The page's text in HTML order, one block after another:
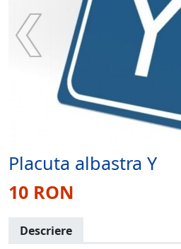
Placuta albastra Y
10 RON
Descriere